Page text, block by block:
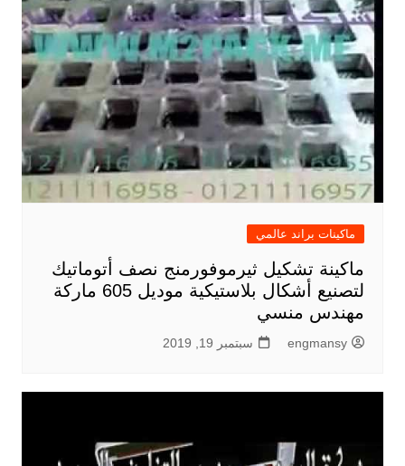
ماكينات براند عالمي
ماكينة تشكيل ثيرموفورمنج نصف أتوماتيك
لتصنيع أشكال بلاستيكية موديل 605 ماركة
مهندس منسي
engmansy سبتمبر 19, 2019